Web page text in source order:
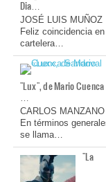
Dia…
JOSÉ LUIS MUÑOZ
Feliz coincidencia en
cartelera…
"Lux", de Mario Cuenca
…
CARLOS MANZANO
En términos
se llama…
"La